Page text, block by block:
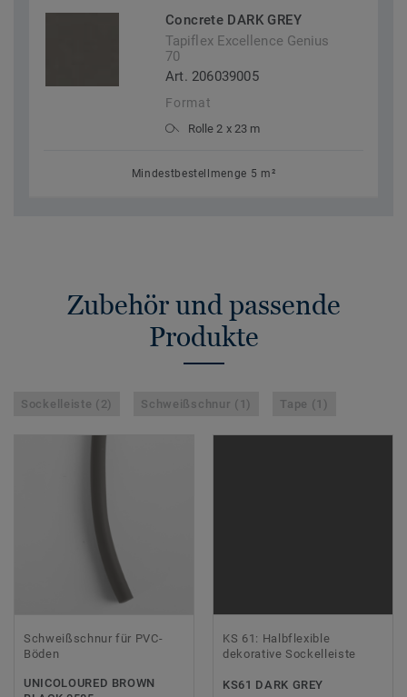
Concrete DARK GREY
Tapiflex Excellence Genius
70
Art. 206039005
Format
Rolle 2 x 23 m
Mindestbestellmenge 5 m²
Zubehör und passende
Produkte
Sockelleiste (2) Schweißschnur (1) Tape (1)
Schweißschnur für PVC-
Böden
UNICOLOURED BROWN
KS 61: Halbflexible
dekorative Sockelleiste
KS61 DARK GREY